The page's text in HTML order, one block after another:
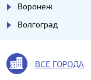
Воронеж
Волгоград
ВСЕ ГОРОДА